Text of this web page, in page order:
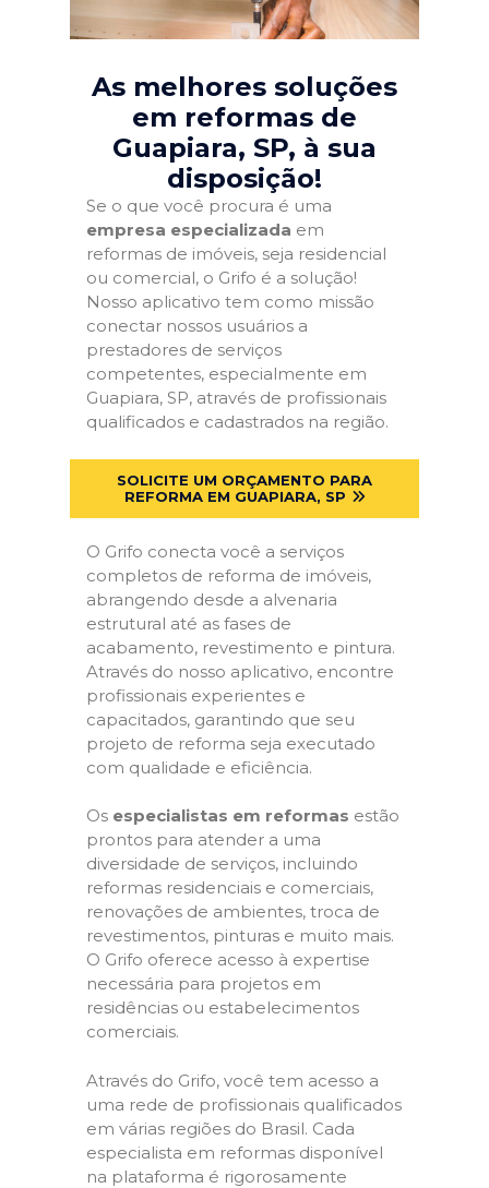
As melhores soluções
em reformas de
Guapiara, SP, à sua
disposição!
Se o que você procura é uma
empresa especializada em
reformas de imóveis, seja residencial
ou comercial, o Grifo é a solução!
Nosso aplicativo tem como missão
conectar nossos usuários a
prestadores de serviços
competentes, especialmente em
Guapiara, SP, através de profissionais
qualificados e cadastrados na região.
SOLICITE UM ORÇAMENTO PARA
REFORMA EM GUAPIARA, SP
O Grifo conecta você a serviços
completos de reforma de imóveis,
abrangendo desde a alvenaria
estrutural até as fases de
acabamento, revestimento e pintura.
Através do nosso aplicativo, encontre
profissionais experientes e
capacitados, garantindo que seu
projeto de reforma seja executado
com qualidade e eficiência.
Os especialistas em reformas estão
prontos para atender a uma
diversidade de serviços, incluindo
reformas residenciais e comerciais,
renovações de ambientes, troca de
revestimentos, pinturas e muito mais.
O Grifo oferece acesso à expertise
necessária para projetos em
residências ou estabelecimentos
comerciais.
Através do Grifo, você tem acesso a
uma rede de profissionais qualificados
em várias regiões do Brasil. Cada
especialista em reformas disponível
na plataforma é rigorosamente